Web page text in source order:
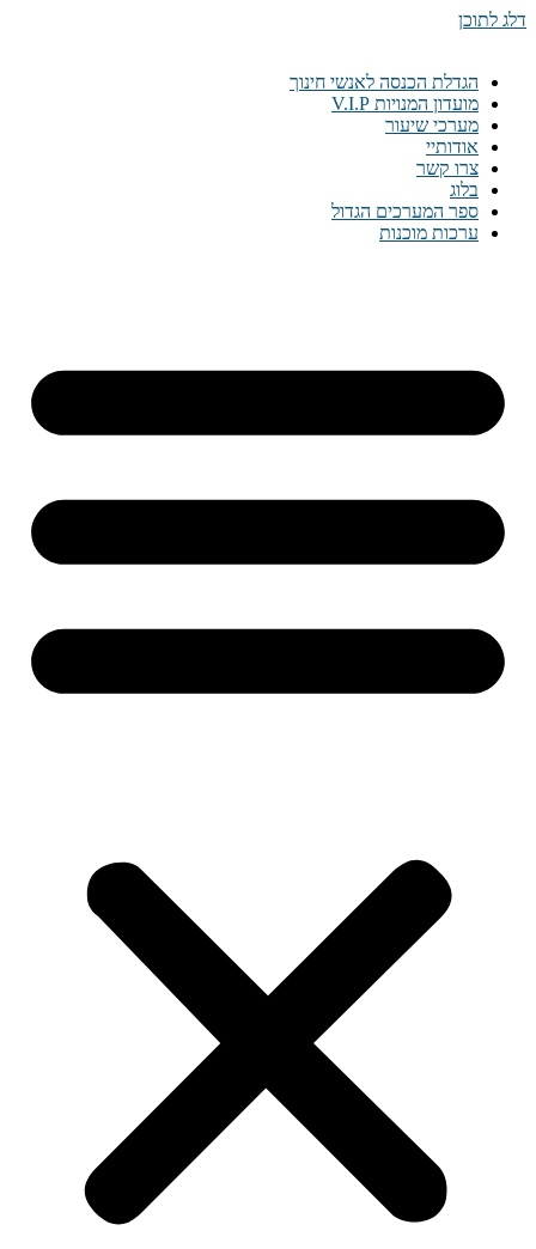
דלג לתוכן
הגדלת הכנסה לאנשי חינוך
מועדון המנויות V.I.P
מערכי שיעור
אודותיי
צרו קשר
בלוג
ספר המערכים הגדול
ערכות מוכנות